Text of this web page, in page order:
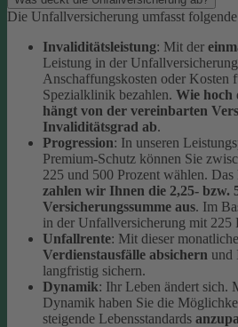
Die Unfallversicherung umfasst
Invaliditätsleistung: Mit der
Leistung in der
Anschaffungskosten oder Kosten
Spezialklinik bezahlen. Wie hoch
hängt von der vereinbarten
Invaliditätsgrad ab.
Progression: In unseren
Premium-Schutz können Sie
225 und 500 Prozent wählen. Das
zahlen wir Ihnen die 2,25- bzw.
Versicherungssumme aus. Im
in der Unfallversicherung mit 225
Unfallrente: Mit dieser
Verdienstausfälle absichern und
langfristig sichern.
Dynamik: Ihr Leben ändert sich.
Dynamik haben Sie die
steigende Lebensstandards